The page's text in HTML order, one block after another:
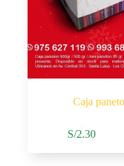
Caja
S/2.30